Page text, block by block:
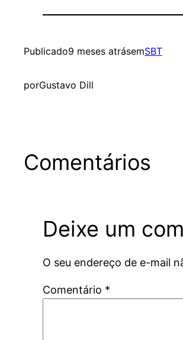
Publicado9 meses atrásemSBT
porGustavo Dill
Comentários
Deixe um
O seu endereço de e-mail
Comentário *